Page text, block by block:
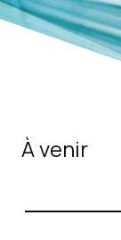
À venir